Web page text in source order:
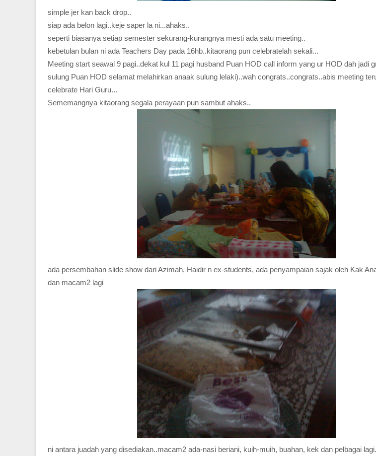
simple jer kan back drop..
siap ada belon lagi..keje saper la ni...ahaks..
seperti biasanya setiap semester sekurang-kurangnya mesti ada satu meeting..
kebetulan bulan ni ada Teachers Day pada 16hb..kitaorang pun celebratelah sekali...
Meeting start seawal 9 pagi..dekat kul 11 pagi husband Puan HOD call inform yang ur HOD dah jadi
sulung Puan HOD selamat melahirkan anaak sulung lelaki)..wah congrats..congrats..abis meeting
celebrate Hari Guru...
Sememangnya kitaorang segala perayaan pun sambut ahaks..
ada persembahan slide show dari Azimah, Haidir n ex-students, ada penyampaian sajak oleh Kak
dan macam2 lagi
ni antara juadah yang disediakan..macam2 ada-nasi beriani, kuih-muih, buahan, kek dan pelbagai